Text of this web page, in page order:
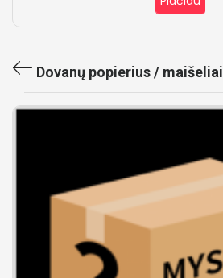
Dovanų popierius / maišeliai